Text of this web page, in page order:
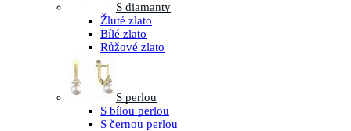
S diamanty
Žluté zlato
Bílé zlato
Růžové zlato
S perlou
S bílou perlou
S černou perlou